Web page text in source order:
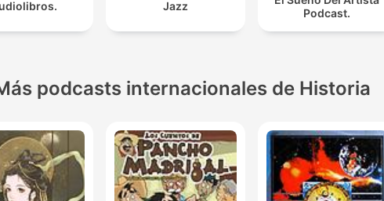
Jazz
Podcast.
podcasts internacionales de Historia